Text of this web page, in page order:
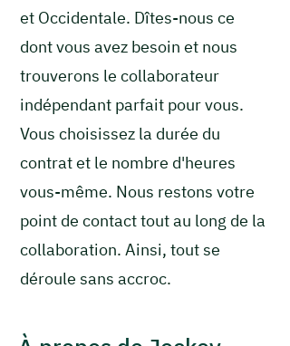
et Occidentale. Dîtes-nous ce
dont vous avez besoin et nous
trouverons le collaborateur
indépendant parfait pour vous.
Vous choisissez la durée du
contrat et le nombre d'heures
vous-même. Nous restons votre
point de contact tout au long de la
collaboration. Ainsi, tout se
déroule sans accroc.